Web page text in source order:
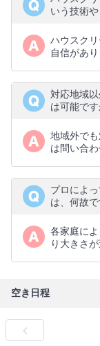
いう技術
ハウスク
自信があり
対応地域
は可能で
地域外で
は問い合わ
プロによ
は、何故で
各家庭に
り大きさ
空き日程